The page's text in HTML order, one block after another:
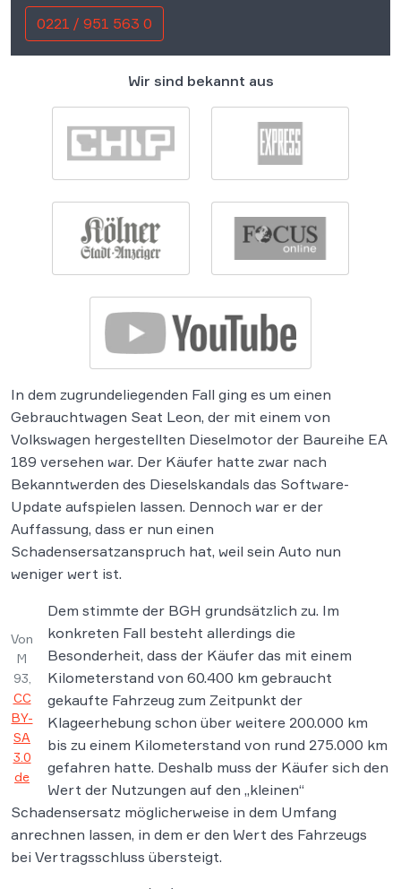
0221 / 951 563 0
Wir sind bekannt aus
In dem zugrundeliegenden Fall ging es um einen
Gebrauchtwagen Seat Leon, der mit einem von
Volkswagen hergestellten Dieselmotor der Baureihe EA
189 versehen war. Der Käufer hatte zwar nach
Bekanntwerden des Dieselskandals das Software-
Update aufspielen lassen. Dennoch war er der
Auffassung, dass er nun einen
Schadensersatzanspruch hat, weil sein Auto nun
weniger wert ist.
Von
M
93,
CC
BY-
SA
3.0
de
Dem stimmte der BGH grundsätzlich zu. Im
konkreten Fall besteht allerdings die
Besonderheit, dass der Käufer das mit einem
Kilometerstand von 60.400 km gebraucht
gekaufte Fahrzeug zum Zeitpunkt der
Klageerhebung schon über weitere 200.000 km
bis zu einem Kilometerstand von rund 275.000 km
gefahren hatte. Deshalb muss der Käufer sich den
Wert der Nutzungen auf den „kleinen“
Schadensersatz möglicherweise in dem Umfang
anrechnen lassen, in dem er den Wert des Fahrzeugs
bei Vertragsschluss übersteigt.